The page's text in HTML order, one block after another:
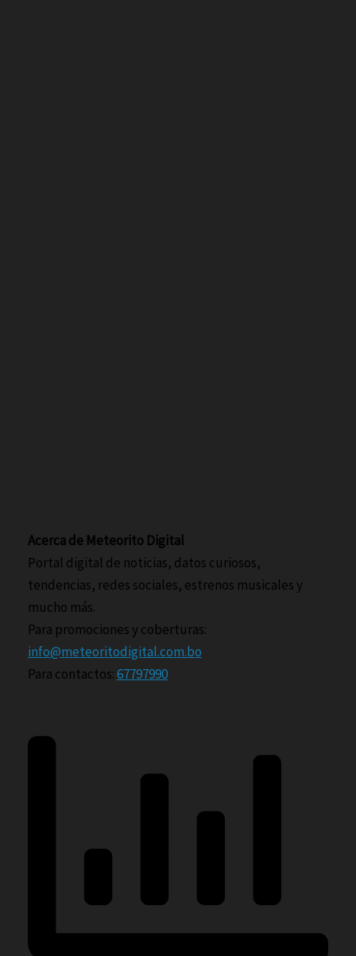
Acerca de Meteorito Digital
Portal digital de noticias, datos curiosos,
tendencias, redes sociales, estrenos musicales y
mucho más.
Para promociones y coberturas:
info@meteoritodigital.com.bo
Para contactos:67797990